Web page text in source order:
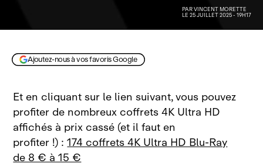
PARVINCENT MORETTE
LE 25 JUILLET 2025 - 19H17
Ajoutez-nous à vos favoris Google
Et en cliquant sur le lien suivant, vous pouvez
profiter de nombreux coffrets 4K Ultra HD
affichés à prix cassé (et il faut en
profiter !) :174 coffrets 4K Ultra HD Blu‑Ray
de 8 € à 15 €